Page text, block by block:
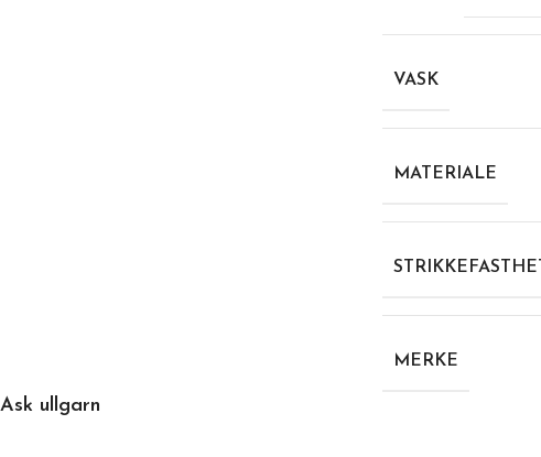
VASK
MATERIALE
STRIKKEFASTHET
MERKE
Ask ullgarn